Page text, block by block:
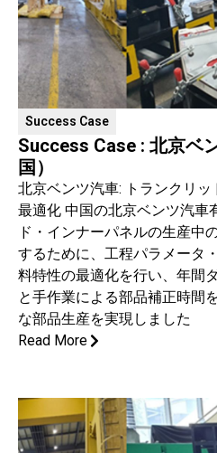
Success Case
Success Case : 北京ベ
国）
北京ベンツ汽車: トランクリ
最適化 中国の北京ベンツ汽車
ド・インナーパネルの生産中
するために、工程パラメータ
料特性の最適化を行い、年間
と手作業による部品補正時間
な部品生産を実現しました
Read More